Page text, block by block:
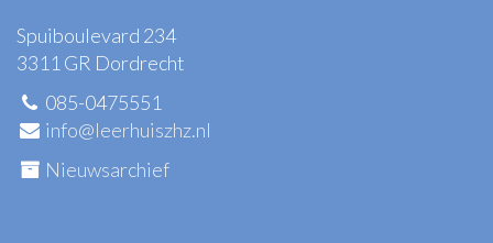
Spuiboulevard 234
3311 GR Dordrecht
085-0475551
info@leerhuiszhz.nl
Nieuwsarchief